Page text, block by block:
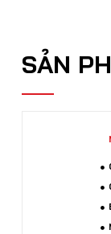
SẢN